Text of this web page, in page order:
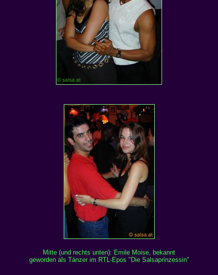
Mitte (und rechts unten): Emile Moise, bekannt
geworden als Tänzer im RTL-Epos "Die Salsaprinzessin"